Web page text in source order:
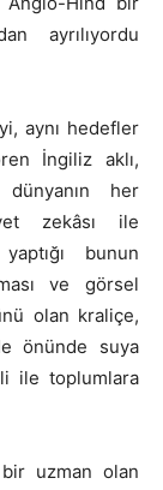
ayrılıyordu
aynı hedefler
İngiliz aklı,
her
zekâsı ile
bunun
ve görsel
olan kraliçe,
önünde suya
ile toplumlara
uzman olan